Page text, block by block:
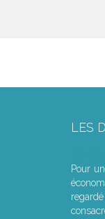
LES
Pour